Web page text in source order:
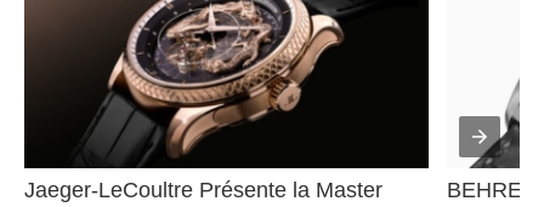
Jaeger-LeCoultre Présente la Master